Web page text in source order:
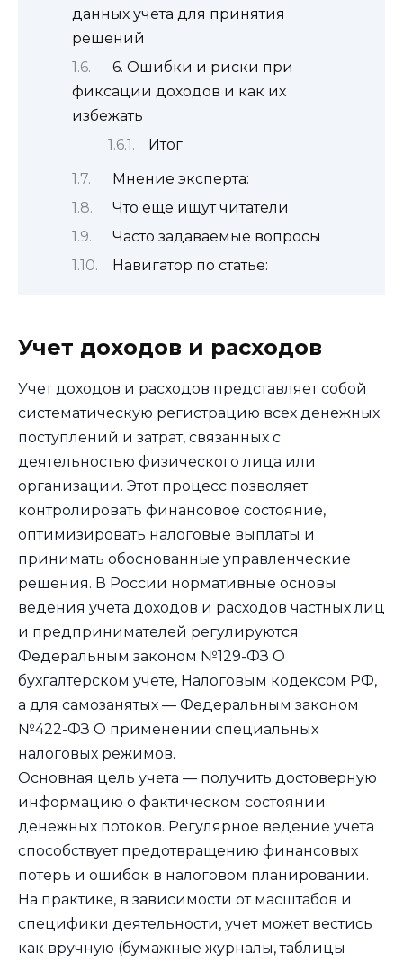
данных учета для принятия
решений
6. Ошибки и риски при
фиксации доходов и как их
избежать
Итог
Мнение эксперта:
Что еще ищут читатели
Часто задаваемые вопросы
Навигатор по статье:
Учет доходов и расходов
Учет доходов и расходов представляет собой
систематическую регистрацию всех денежных
поступлений и затрат, связанных с
деятельностью физического лица или
организации. Этот процесс позволяет
контролировать финансовое состояние,
оптимизировать налоговые выплаты и
принимать обоснованные управленческие
решения. В России нормативные основы
ведения учета доходов и расходов частных лиц
и предпринимателей регулируются
Федеральным законом №129-ФЗ О
бухгалтерском учете, Налоговым кодексом РФ,
а для самозанятых — Федеральным законом
№422-ФЗ О применении специальных
налоговых режимов.
Основная цель учета — получить достоверную
информацию о фактическом состоянии
денежных потоков. Регулярное ведение учета
способствует предотвращению финансовых
потерь и ошибок в налоговом планировании.
На практике, в зависимости от масштабов и
специфики деятельности, учет может вестись
как вручную (бумажные журналы, таблицы